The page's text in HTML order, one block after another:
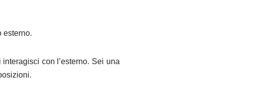
esterno.
con l’esterno. Sei una